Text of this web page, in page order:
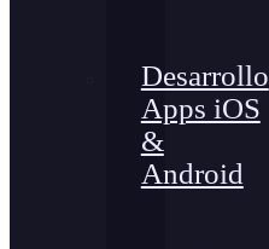
Desarrollo
Apps iOS
&
Android